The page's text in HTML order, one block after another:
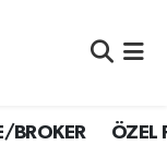
BROKER ÖZEL